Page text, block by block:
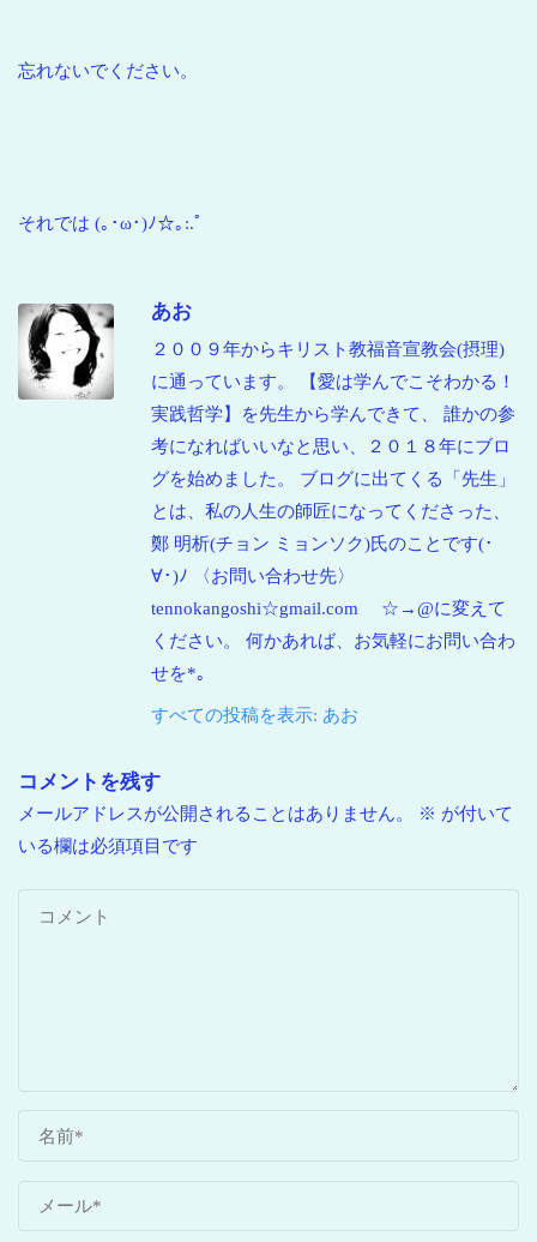
忘れないでください。
それでは (｡･ω･)ﾉ☆｡:.ﾟ
あお
２００９年からキリスト教福音宣教会(摂理)
に通っています。 【愛は学んでこそわかる！
実践哲学】を先生から学んできて、 誰かの参
考になればいいなと思い、２０１８年にブロ
グを始めました。 ブログに出てくる「先生」
とは、私の人生の師匠になってくださった、
鄭 明析(チョン ミョンソク)氏のことです(･
∀･)ﾉ 〈お問い合わせ先〉
tennokangoshi☆gmail.com ☆→@に変えて
ください。 何かあれば、お気軽にお問い合わ
せを*｡
すべての投稿を表示: あお
コメントを残す
メールアドレスが公開されることはありません。 ※ が付いて
いる欄は必須項目です